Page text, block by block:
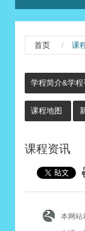
首页 课
学程简介&学程
课程地图
课程资讯
本网站